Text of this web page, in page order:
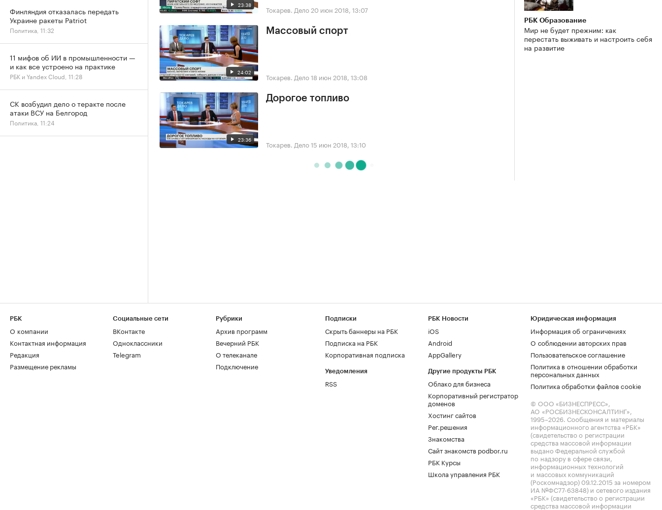
23:38 Токарев. Дело 20 июн 2018, 13:07
24:02
Массовый спорт
Токарев. Дело18 июн 2018, 13:08
23:36
Дорогое топливо
Токарев. Дело15 июн 2018, 13:10
РБК Образование
Мир не будет прежним: как
перестать выживать и настроить себя
на развитие
Финляндия отказалась передать
Украине ракеты Patriot
Политика, 11:32
11 мифов об ИИ в промышленности —
и как все устроено на практике
РБК и Yandex Cloud, 11:28
СК возбудил дело о теракте после
атаки ВСУ на Белгород
Политика, 11:24
РБК
О компании
Контактная информация
Редакция
Размещение рекламы
Социальные сети
ВКонтакте
Одноклассники
Telegram
Рубрики
Архив программ
Вечерний РБК
О телеканале
Подключение
Подписки
Скрыть баннеры на РБК
Подписка на РБК
Корпоративная подписка
Уведомления
RSS
РБК Новости
iOS
Android
AppGallery
Другие продукты РБК
Облако для бизнеса
Корпоративный регистратор
доменов
Хостинг сайтов
Рег.решения
Знакомства
Сайт знакомств podbor.ru
РБК Курсы
Школа управления РБК
Юридическая информация
Информация об ограничениях
О соблюдении авторских прав
Пользовательское соглашение
Политика в отношении обработки
персональных данных
Политика обработки файлов cookie
© ООО «БИЗНЕСПРЕСС»,
АО «РОСБИЗНЕСКОНСАЛТИНГ»,
1995–2026. Сообщения и материалы
информационного агентства «РБК»
(свидетельство о регистрации
средства массовой информации
выдано Федеральной службой
по надзору в сфере связи,
информационных технологий
и массовых коммуникаций
(Роскомнадзор) 09.12.2015 за номером
ИА №ФС77-63848) и сетевого издания
«РБК» (свидетельство о регистрации
средства массовой информации